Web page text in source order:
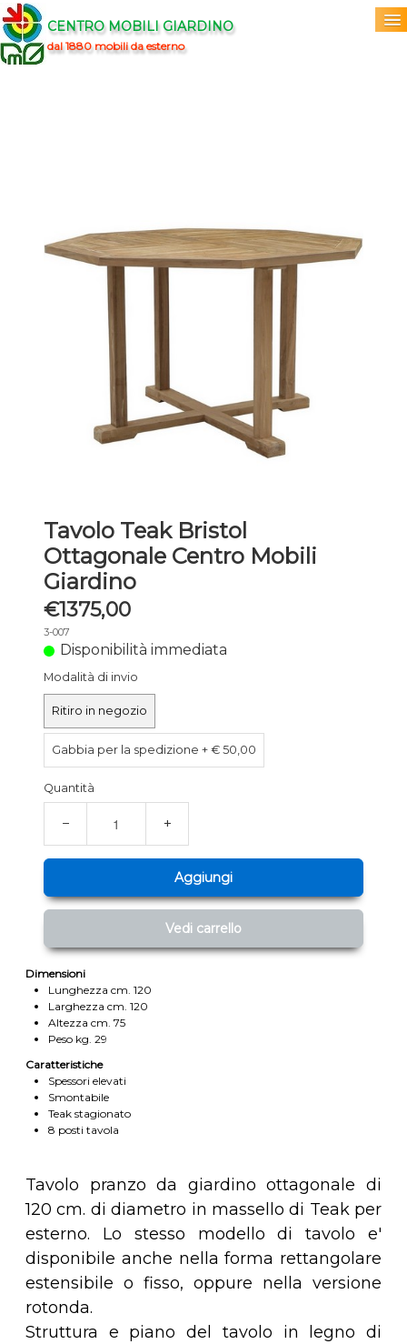
CENTRO MOBILI GIARDINO
dal 1880 mobili da esterno
Tavolo Teak Bristol
Ottagonale Centro Mobili
Giardino
€1375,00
3-007
Disponibilità immediata
Modalità di invio
Ritiro in negozio
Gabbia per la spedizione + € 50,00
Quantità
− +
Aggiungi
Vedi carrello
Dimensioni
Lunghezza cm. 120
Larghezza cm. 120
Altezza cm. 75
Peso kg. 29
Caratteristiche
Spessori elevati
Smontabile
Teak stagionato
8 posti tavola
Tavolo pranzo da giardino ottagonale di
120 cm. di diametro in massello di Teak per
esterno. Lo stesso modello di tavolo e'
disponibile anche nella forma rettangolare
estensibile o fisso, oppure nella versione
rotonda.
Struttura e piano del tavolo in legno di